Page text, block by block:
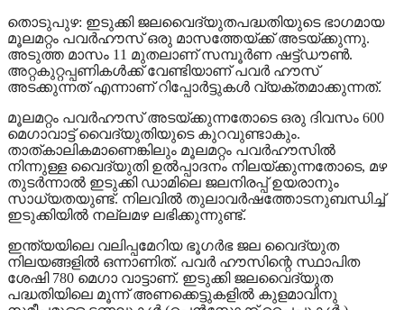
തൊടുപുഴ: ഇടുക്കി ജലവൈദ്യുതപദ്ധതിയുടെ ഭാഗമായ
മൂലമറ്റം പവര്‍ഹൗസ് ഒരു മാസത്തേയ്ക്ക് അടയ്ക്കുന്നു.
അടുത്ത മാസം 11 മുതലാണ് സമ്പൂര്‍ണ ഷട്ട്ഡൗണ്‍.
അറ്റകുറ്റപ്പണികള്‍ക്ക് വേണ്ടിയാണ് പവര്‍ ഹൗസ്
അടക്കുന്നത് എന്നാണ് റിപ്പോര്‍ട്ടുകള്‍ വ്യക്തമാക്കുന്നത്.
മൂലമറ്റം പവര്‍ഹൗസ് അടയ്ക്കുന്നതോടെ ഒരു ദിവസം 600
മെഗാവാട്ട് വൈദ്യുതിയുടെ കുറവുണ്ടാകും.
താത്കാലികമാണെങ്കിലും മൂലമറ്റം പവര്‍ഹൗസില്‍
നിന്നുള്ള വൈദ്യുതി ഉല്‍പ്പാദനം നിലയ്ക്കുന്നതോടെ, മഴ
തുടര്‍ന്നാല്‍ ഇടുക്കി ഡാമിലെ ജലനിരപ്പ് ഉയരാനും
സാധ്യതയുണ്ട്. നിലവില്‍ തുലാവര്‍ഷത്തോടനുബന്ധിച്ച്
ഇടുക്കിയില്‍ നല്ലമഴ ലഭിക്കുന്നുണ്ട്.
ഇന്ത്യയിലെ വലിപ്പമേറിയ ഭൂഗര്‍ഭ ജല വൈദ്യുത
നിലയങ്ങളില്‍ ഒന്നാണിത്. പവര്‍ ഹൗസിന്റെ സ്ഥാപിത
ശേഷി 780 മെഗാ വാട്ടാണ്. ഇടുക്കി ജലവൈദ്യുത
പദ്ധതിയിലെ മൂന്ന് അണക്കെട്ടുകളില്‍ കുളമാവിനു